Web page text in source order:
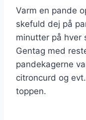
Varm en pande
skefuld dej på
minutter på hver
Gentag med
pandekagerne
citroncurd og
toppen.